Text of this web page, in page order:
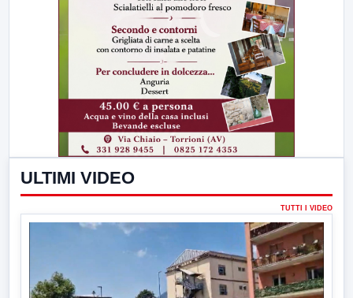
ULTIMI VIDEO
TUTTI I VIDEO